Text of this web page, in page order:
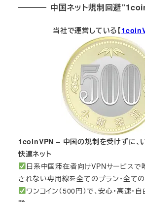
中国ネット規制回避
当社で運営している【
1coinVPN – 中国の規制を受けずに、
快適ネット
日系中国滞在者向けVPNサービスで
されない専用線を全てのプラン・全て
ワンコイン（500円）で、安心・高速・